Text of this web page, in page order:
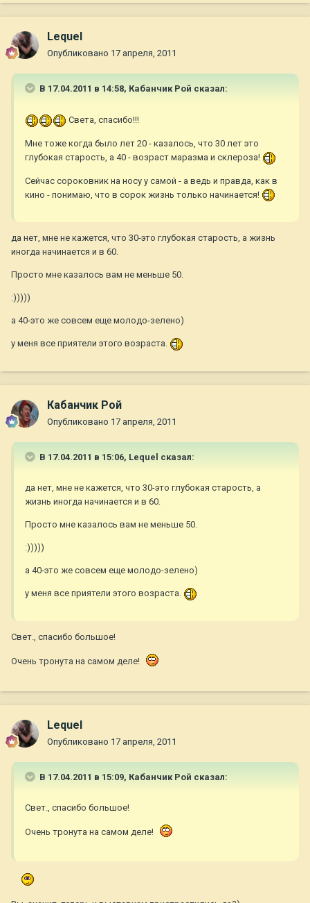
Lequel
Опубликовано 17 апреля, 2011
В 17.04.2011 в 14:58, Кабанчик Рой сказал:
Света, спасибо!!!
Мне тоже когда было лет 20 - казалось, что 30 лет это
глубокая старость, а 40 - возраст маразма и склероза!
Сейчас сороковник на носу у самой - а ведь и правда, как в
кино - понимаю, что в сорок жизнь только начинается!
да нет, мне не кажется, что 30-это глубокая старость, а жизнь
иногда начинается и в 60.
Просто мне казалось вам не меньше 50.
:)))))
а 40-это же совсем еще молодо-зелено)
у меня все приятели этого возраста.
Кабанчик Рой
Опубликовано 17 апреля, 2011
В 17.04.2011 в 15:06, Lequel сказал:
да нет, мне не кажется, что 30-это глубокая старость, а
жизнь иногда начинается и в 60.
Просто мне казалось вам не меньше 50.
:)))))
а 40-это же совсем еще молодо-зелено)
у меня все приятели этого возраста.
Свет., спасибо большое!
Очень тронута на самом деле!
Lequel
Опубликовано 17 апреля, 2011
В 17.04.2011 в 15:09, Кабанчик Рой сказал:
Свет., спасибо большое!
Очень тронута на самом деле!